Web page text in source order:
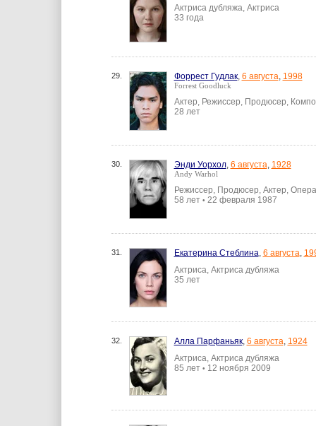
Актриса дубляжа, Актриса
33 года
29. Форрест Гудлак, 6 августа, 1998
Forrest Goodluck
Актер, Режиссер, Продюсер,
28 лет
30. Энди Уорхол, 6 августа, 1928
Andy Warhol
Режиссер, Продюсер, Актер,
58 лет • 22 февраля 1987
31. Екатерина Стеблина, 6 августа,
Актриса, Актриса дубляжа
35 лет
32. Алла Парфаньяк, 6 августа, 1924
Актриса, Актриса дубляжа
85 лет • 12 ноября 2009